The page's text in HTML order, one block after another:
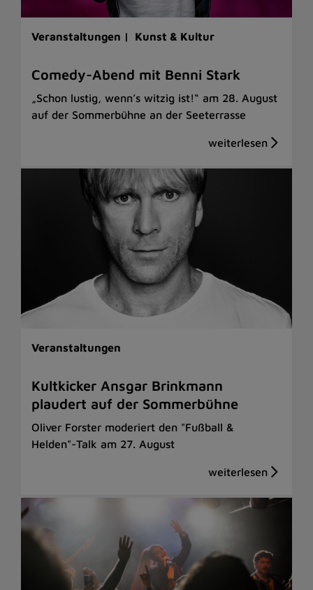
Veranstaltungen | Kunst & Kultur
Comedy-Abend mit Benni Stark
„Schon lustig, wenn’s witzig ist!“ am 28. August
auf der Sommerbühne an der Seeterrasse
Veranstaltungen
Kultkicker Ansgar Brinkmann
plaudert auf der Sommerbühne
Oliver Forster moderiert den "Fußball &
Helden"-Talk am 27. August